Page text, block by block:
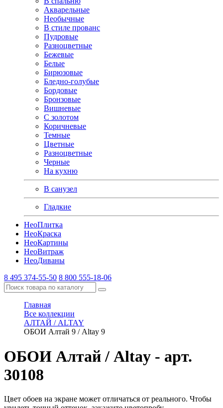
Акварельные
Необычные
В стиле прованс
Пудровые
Разноцветные
Бежевые
Белые
Бирюзовые
Бледно-голубые
Бордовые
Бронзовые
Вишневые
С золотом
Коричневые
Темные
Цветные
Разноцветные
Черные
На кухню
В санузел
Гладкие
НеоПлитка
НеоКраска
НеоКартины
НеоВитраж
НеоДиваны
8 495 374-55-50 8 800 555-18-06
Главная
Все коллекции
АЛТАЙ / ALTAY
ОБОИ Алтай 9 / Altay 9
ОБОИ Алтай / Altay - арт.
30108
Цвет обоев на экране может отличаться от реального. Чтобы